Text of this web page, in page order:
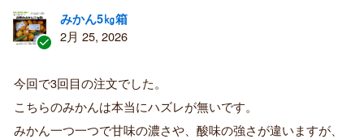
証
済
み
購
みかん5㎏箱
2月 25, 2026
今回で3回目の注文でした。
こちらのみかんは本当にハズレが無いです。
みかん一つ一つで甘味の濃さや、酸味の強さが違いますが、